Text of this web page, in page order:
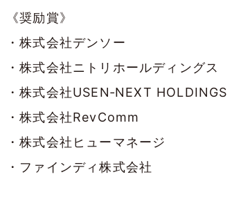
《奨励賞》
・株式会社デンソー
・株式会社ニトリホールディングス
・株式会社USEN‐NEXT HOLDINGS
・株式会社RevComm
・株式会社ヒューマネージ
・ファインディ株式会社